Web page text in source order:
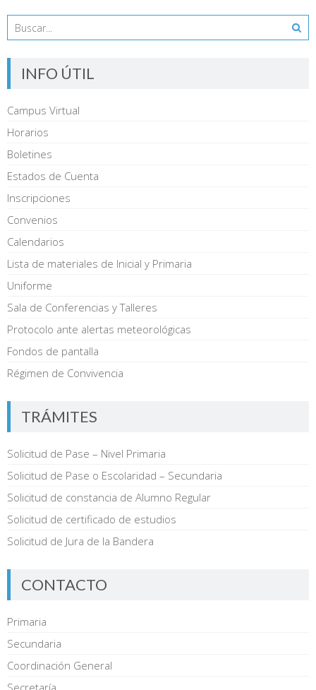
las
entradas
INFO ÚTIL
Campus Virtual
Horarios
Boletines
Estados de Cuenta
Inscripciones
Convenios
Calendarios
Lista de materiales de Inicial y Primaria
Uniforme
Sala de Conferencias y Talleres
Protocolo ante alertas meteorológicas
Fondos de pantalla
Régimen de Convivencia
TRÁMITES
Solicitud de Pase – Nivel Primaria
Solicitud de Pase o Escolaridad – Secundaria
Solicitud de constancia de Alumno Regular
Solicitud de certificado de estudios
Solicitud de Jura de la Bandera
CONTACTO
Primaria
Secundaria
Coordinación General
Secretaría